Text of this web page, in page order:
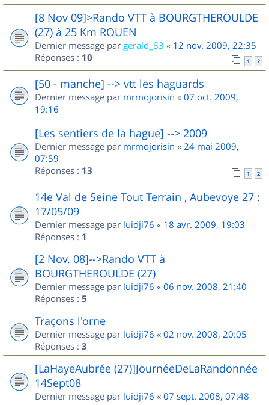
[8 Nov 09]>Rando VTT à BOURGTHEROULDE
(27) à 25 Km ROUEN
Dernier message par gerald_83 « 12 nov. 2009, 22:35
Réponses : 10 1 2
[50 - manche] --> vtt les haguards
Dernier message par mrmojorisin « 07 oct. 2009,
19:16
[Les sentiers de la hague] --> 2009
Dernier message par mrmojorisin « 24 mai 2009,
07:59
Réponses : 13 1 2
14e Val de Seine Tout Terrain , Aubevoye 27 :
17/05/09
Dernier message par luidji76 « 18 avr. 2009, 19:03
Réponses : 1
[2 Nov. 08]-->Rando VTT à
BOURGTHEROULDE (27)
Dernier message par luidji76 « 06 nov. 2008, 21:40
Réponses : 5
Traçons l'orne
Dernier message par luidji76 « 02 nov. 2008, 20:05
Réponses : 3
[LaHayeAubrée (27)]JournéeDeLaRandonnée
14Sept08
Dernier message par luidji76 « 07 sept. 2008, 07:48